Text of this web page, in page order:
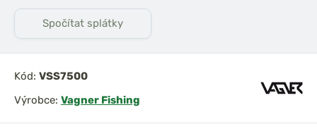
Spočítat splátky
Kód: VSS7500
Výrobce: Vagner Fishing